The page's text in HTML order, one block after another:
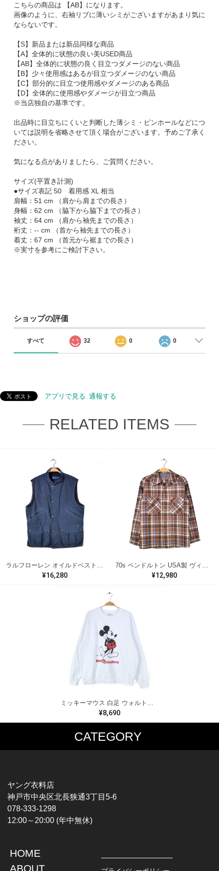
こちらの商品は 【AB】になります。
画像のように、右袖リブに薄いシミがございますがあまり気に
ならないです。
【S】新品または新品同様な商品
【A】全体的に状態の良い美USED商品
【AB】全体的に状態の良く目立つダメージのない商品
【B】少々使用感はあるが目立つダメージのない商品
【C】部分的に目立つ使用感やダメージのある商品
【D】全体的に使用感やダメージが目立つ商品
※当店独自の基準です。
出品時に目立ちにくいと判断した薄シミ・ピンホールなどにつ
いては説明を省略させて頂く場合がございます。予めご了承く
ださい。
気になる点がありましたら、ご質問ください。
サイズ(平置き計測)
●サイズ表記 50 着用感 XL 相当
肩幅：51 cm （肩から肩までの長さ）
身幅：62 cm （脇下から脇下までの長さ）
袖丈：64 cm （肩から袖先までの長さ）
裄丈：-- cm （首から袖先までの長さ）
着丈：67 cm （首元から裾までの長さ）
※実寸を参考にご検討下さい。
ショップの評価
すべて 32 0 0
アプリで見る 通報する
RELATED ITEMS
¥16,280 ¥12,980
ミッキーマウス 白足 ウォルトディズニーオフィシャル スウェット ホワイト WALT DISNEY WORLD ウォルトディズニーオフィシャル サイズXL相当 古着 CF0995
¥8,690
CATEGORY
MUSIC TEE
HARDCORE / PUNK
PROGLESSIVE ROCK
POPS
SOUL / R&B
T-SHIRTS
CHAMPION
TOPS JACKET
ヤング衣料店
神戸市中央区北長狭通3丁目5-6
078-333-1298
12:00～20:00 (年中無休)
HOME
ABOUT